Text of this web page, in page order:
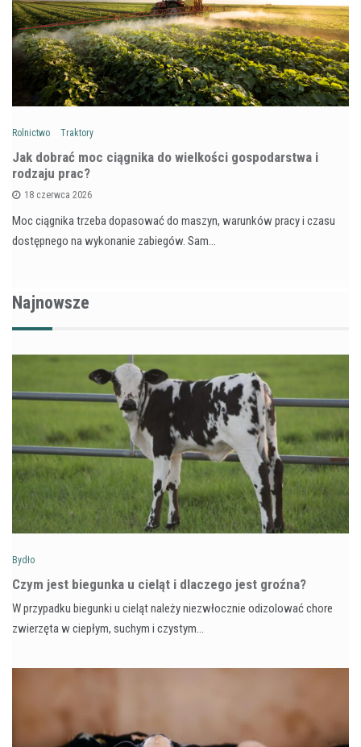
Rolnictwo Traktory
Jak dobrać moc ciągnika do wielkości gospodarstwa i
rodzaju prac?
18 czerwca 2026
Moc ciągnika trzeba dopasować do maszyn, warunków pracy i czasu
dostępnego na wykonanie zabiegów. Sam…
Najnowsze
Bydło
Czym jest biegunka u cieląt i dlaczego jest groźna?
W przypadku biegunki u cieląt należy niezwłocznie odizolować chore
zwierzęta w ciepłym, suchym i czystym…